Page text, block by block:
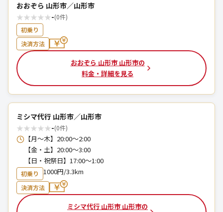
おおぞら 山形市／山形市
★★★★★-(0件)
初乗り
決済方法
おおぞら 山形市 山形市の
料金・詳細を見る
ミシマ代行 山形市／山形市
★★★★★-(0件)
【月～木】20:00～2:00
【金・土】20:00～3:00
【日・祝祭日】17:00～1:00
初乗り 1000円/3.3km
決済方法
ミシマ代行 山形市 山形市の